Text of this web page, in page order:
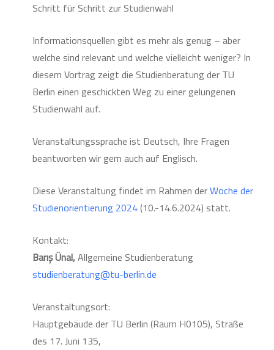
Schritt für Schritt zur Studienwahl
Informationsquellen gibt es mehr als genug – aber
welche sind relevant und welche vielleicht weniger? In
diesem Vortrag zeigt die Studienberatung der TU
Berlin einen geschickten Weg zu einer gelungenen
Studienwahl auf.
Veranstaltungssprache ist Deutsch, Ihre Fragen
beantworten wir gern auch auf Englisch.
Diese Veranstaltung findet im Rahmen derWoche der
Studienorientierung 2024(10.-14.6.2024) statt.
Kontakt:
Barış Ünal,Allgemeine Studienberatung
studienberatung@tu-berlin.de
Veranstaltungsort:
Hauptgebäude der TU Berlin (Raum H0105), Straße
des 17. Juni 135,